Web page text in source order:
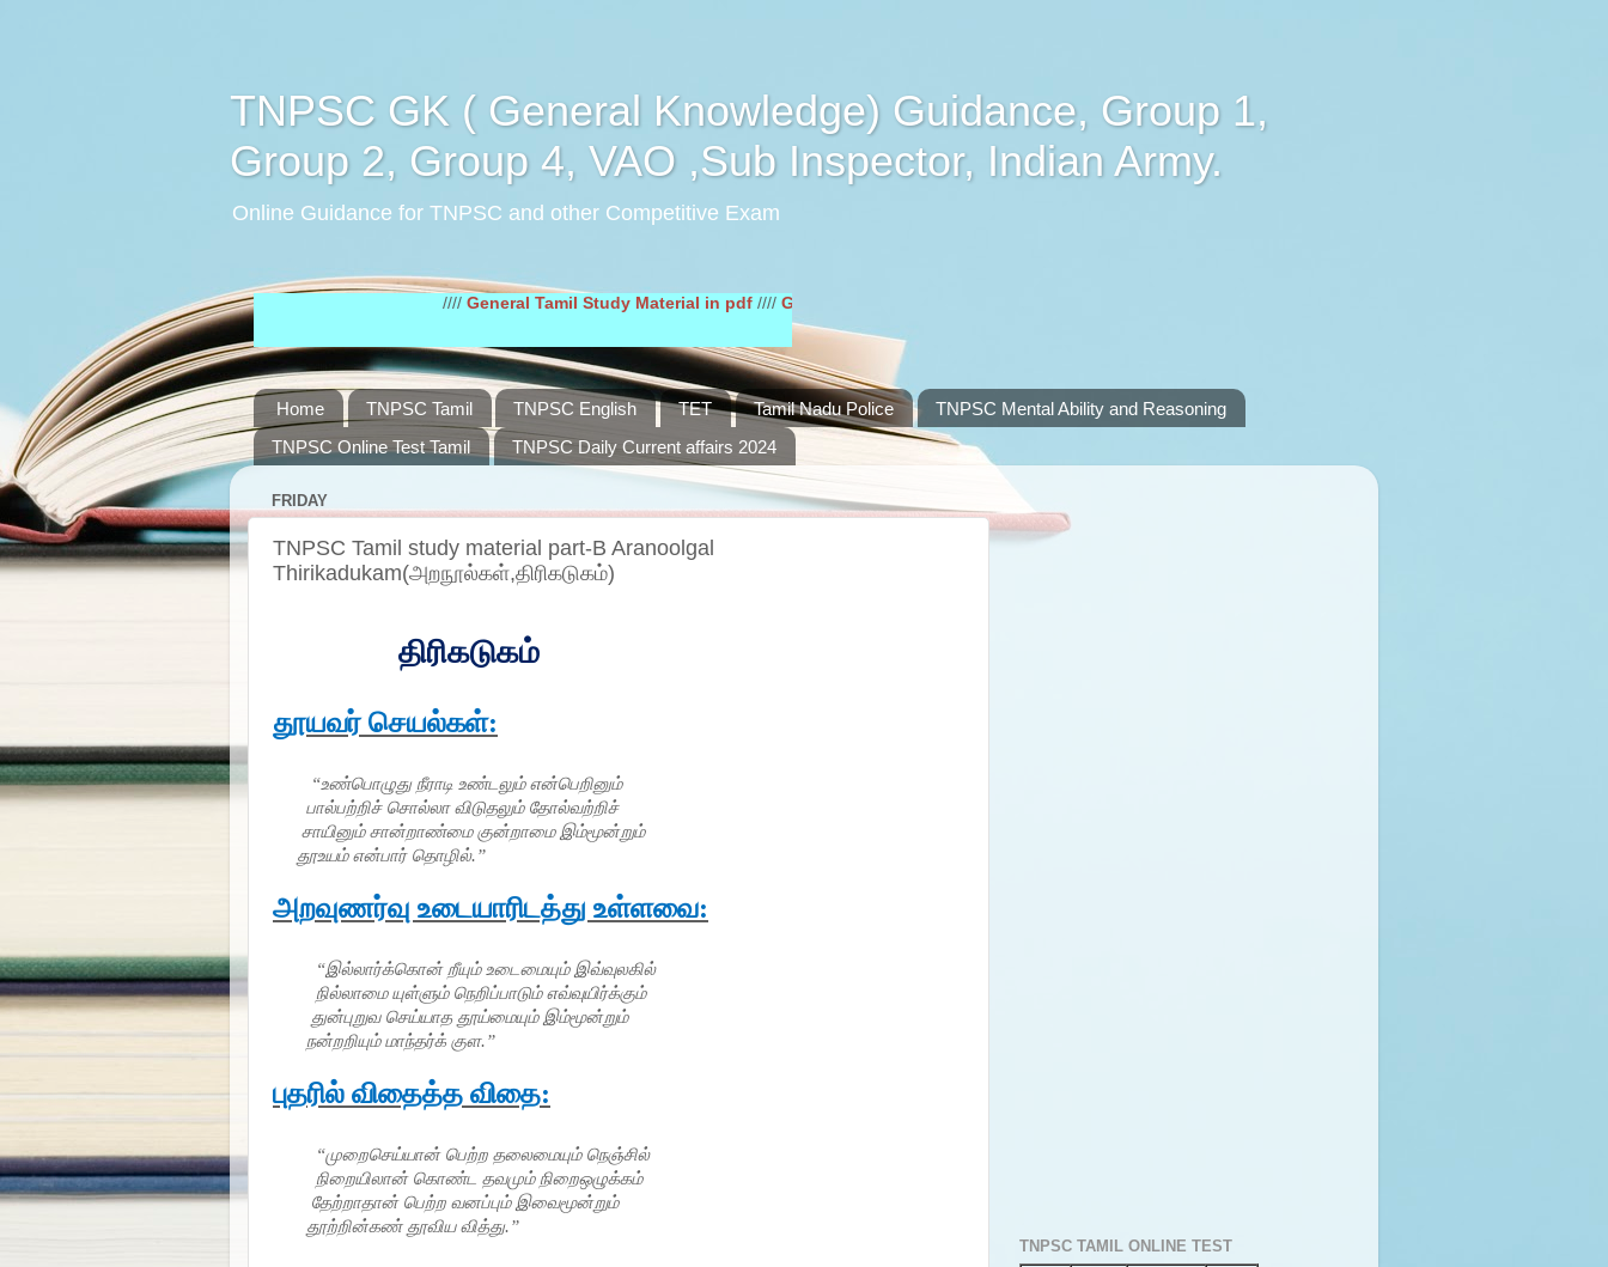
TNPSC GK ( General Knowledge) Guidance, Group 1,
Group 2, Group 4, VAO ,Sub Inspector, Indian Army.
Online Guidance for TNPSC and other Competitive Exam
General Tamil Study Material in pdf////General English Study Material in pdf
Home TNPSC Tamil TNPSC English TET Tamil Nadu Police
TNPSC Mental Ability and Reasoning
TNPSC Online Test Tamil
TNPSC Daily Current affairs 2024
FRIDAY
TNPSC Tamil study material part-B Aranoolgal
Thirikadukam(அறநூல்கள்,திரிகடுகம்)
திரிகடுகம்
தூயவர் செயல்கள்:
“உண்பொழுது நீராடி உண்டலும் என்பெறினும்
பால்பற்றிச் சொல்லா விடுதலும் தோல்வற்றிச்
சாயினும் சான்றாண்மை குன்றாமை இம்மூன்றும்
தூஉயம் என்பார் தொழில்.”
அறவுணர்வு உடையாரிடத்து உள்ளவை:
“இல்லார்க்கொன் றீயும் உடைமையும் இவ்வுலகில்
நில்லாமை யுள்ளும் நெறிப்பாடும் எவ்வுயிர்க்கும்
துன்புறுவ செய்யாத தூய்மையும் இம்மூன்றும்
நன்றறியும் மாந்தர்க் குள.”
புதரில் விதைத்த விதை:
“முறைசெய்யான் பெற்ற தலைமையும் நெஞ்சில்
நிறையிலான் கொண்ட தவமும் நிறைஒழுக்கம்
தேற்றாதான் பெற்ற வனப்பும் இவைமூன்றும்
தூற்றின்கண் தூவிய வித்து.”
TNPSC TAMIL ONLINE TEST